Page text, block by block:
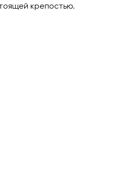
крепостью.